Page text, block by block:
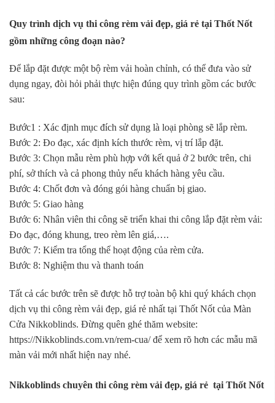
Quy trình dịch vụ thi công rèm vải đẹp, giá rẻ tại Thốt Nốt
gồm những công đoạn nào?
Để lắp đặt được một bộ rèm vải hoàn chỉnh, có thể đưa vào sử
dụng ngay, đòi hỏi phải thực hiện đúng quy trình gồm các bước
sau:
Bước1 : Xác định mục đích sử dụng là loại phòng sẽ lắp rèm.
Bước 2: Đo đạc, xác định kích thước rèm, vị trí lắp đặt.
Bước 3: Chọn mẫu rèm phù hợp với kết quả ở 2 bước trên, chi
phí, sở thích và cả phong thủy nếu khách hàng yêu cầu.
Bước 4: Chốt đơn và đóng gói hàng chuẩn bị giao.
Bước 5: Giao hàng
Bước 6: Nhân viên thi công sẽ triển khai thi công lắp đặt rèm vải:
Đo đạc, đóng khung, treo rèm lên giá,….
Bước 7: Kiểm tra tổng thể hoạt động của rèm cửa.
Bước 8: Nghiệm thu và thanh toán
Tất cả các bước trên sẽ được hỗ trợ toàn bộ khi quý khách chọn
dịch vụ thi công rèm vải đẹp, giá rẻ nhất tại Thốt Nốt của Màn
Cửa Nikkoblinds. Đừng quên ghé thăm website:
https://Nikkoblinds.com.vn/rem-cua/ để xem rõ hơn các mẫu mã
màn vải mới nhất hiện nay nhé.
Nikkoblinds chuyên thi công rèm vải đẹp, giá rẻ tại Thốt Nốt